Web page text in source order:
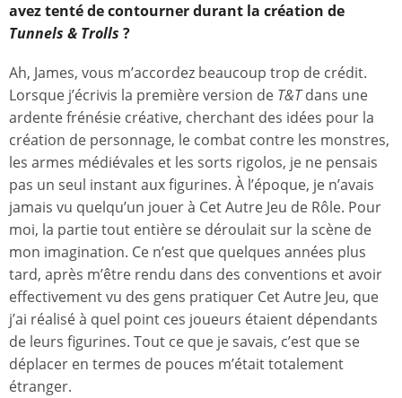
avez tenté de contourner durant la création de
Tunnels & Trolls ?
Ah, James, vous m’accordez beaucoup trop de crédit.
Lorsque j’écrivis la première version de T&Tdans une
ardente frénésie créative, cherchant des idées pour la
création de personnage, le combat contre les monstres,
les armes médiévales et les sorts rigolos, je ne pensais
pas un seul instant aux figurines. À l’époque, je n’avais
jamais vu quelqu’un jouer à Cet Autre Jeu de Rôle. Pour
moi, la partie tout entière se déroulait sur la scène de
mon imagination. Ce n’est que quelques années plus
tard, après m’être rendu dans des conventions et avoir
effectivement vu des gens pratiquer Cet Autre Jeu, que
j’ai réalisé à quel point ces joueurs étaient dépendants
de leurs figurines. Tout ce que je savais, c’est que se
déplacer en termes de pouces m’était totalement
étranger.